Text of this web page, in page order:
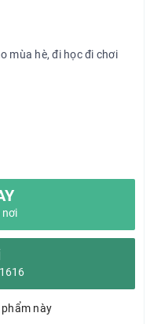
mùa hè, đi học đi chơi
nơi
này